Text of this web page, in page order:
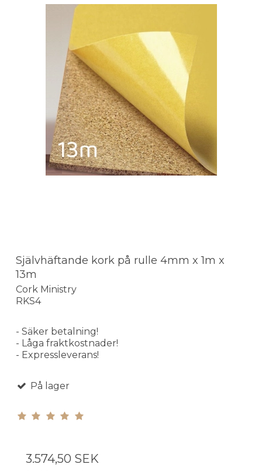
Självhäftande kork på rulle 4mm x 1m x
13m
Cork Ministry
RKS4
- Säker betalning!
- Låga fraktkostnader!
- Expressleverans!
På lager
3.574,50 SEK